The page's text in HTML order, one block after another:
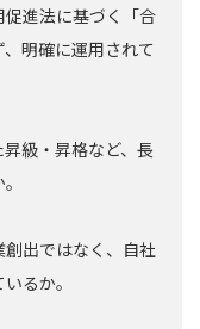
進法に基づく「合
明確に運用されて
級・昇格など、長
出ではなく、自社
るか。